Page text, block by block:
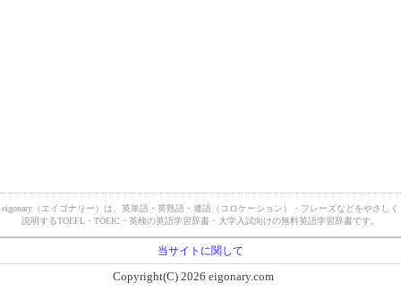
eigonary（エイゴナリー）は、英単語・英熟語・連語（コロケーション）・フレーズなどをやさしく
説明するTOEFL・TOEIC・英検の英語学習辞書・大学入試向けの無料英語学習辞書です。
当サイトに関して
Copyright(C) 2026 eigonary.com